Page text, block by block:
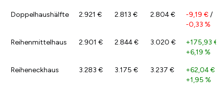
Doppelhaushälfte 2.921 € 2.813 € 2.804 € -9,19 € /
-0,33 %
Reihenmittelhaus 2.901 € 2.844 € 3.020 € +175,93 €
+6,19 %
Reiheneckhaus 3.283 € 3.175 € 3.237 € +62,04 €
+1,95 %